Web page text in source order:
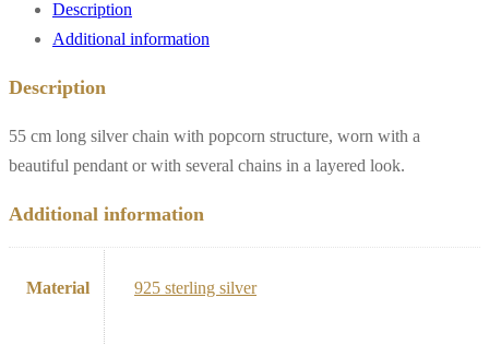
Description
Additional information
Description
55 cm long silver chain with popcorn structure, worn with a
beautiful pendant or with several chains in a layered look.
Additional information
Material 925 sterling silver